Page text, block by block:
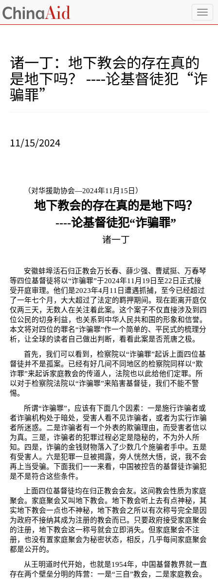
T
o
n
a
诸一丁：地下教会的存在真的
是地下吗？ ----论基督徒犯“诈
骗罪”
11/15/2024
（对华援助协会—2024年11 月 15 日）
地下教会的存在真的是地下吗？
----论基督徒犯“诈骗罪”
诸一丁
安徽蚌埠活石归正教会万长春、薛少强、曹斌挺、万春琴
等四位基督徒将以“诈骗罪”于2024年11月 19 日至22 日正式接
受开庭审理。他们是2023年4月 11 日遭遇抓捕，至今已经超过
了一年七个月，大大超过了法定的羁押期间。现在距离开庭仅
仅两三天，无数人在关注着此案。这个案子不仅直接涉及到四
位公民的切身利益，也关系到中华人民共和国的形象和信誉。
本文将对四位的罪名“诈骗罪”作一个简单的、平民式的梳理分
析，让全球的读者自己做出判断，看看此案是否荒唐之极。
首先，我们可以看到，检察院以“诈骗罪”起诉上面四位基
督徒并不是孤案。已经有好几间不同地区的检察院同样以“欺
诈罪”来起诉家庭教会的传道人，法院也以此给他们定罪。所
以对于检察院法院以“诈骗罪”来陷害基督徒，我们不能不警
惕。
所谓“诈骗罪”，应该有下面几个因素：一是施行诈骗者或
者诈骗机构处于暗处，受害人看不见诈骗者，或者为实行诈骗
者所迷惑。二是诈骗者有一个外表的欺骗理由，而受害者信以
为真。三是，诈骗者的犯罪过程必定是隐秘的，不为外人所
知。四是，诈骗的金钱财物落入了少数几个施骗者手中。五是
有受害人。六是犯罪一旦被揭露，旁人恍然大悟，说，我不会
再上当受骗。下面我们一一来看，中国被控告的基督徒诈骗犯
是不是符合这些条件。
上面四位基督徒均在归正教会会友。这间教会性质为家庭
聚会。家庭聚会又叫地下教会。地下教会听上去有点神秘，其
实地下教会一点也不神秘，地下教会之所以有次称号完全是因
为政府不接纳其成为注册的教会而已。只要政府接受家庭聚会
的注册，地下教会这一称号就会立即消失。但家庭聚会不注
册，也没有置家庭聚会为秘密状态，相反，几乎每间家庭聚会
都是公开的。
从王明道时代开始，也就是1954年，中国基督教界就一直
存在两个壁垒分明的阵营：一是“三自”教会，二是家庭教会。